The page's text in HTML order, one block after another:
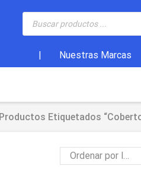
Nuestras Marcas
Productos Etiquetados